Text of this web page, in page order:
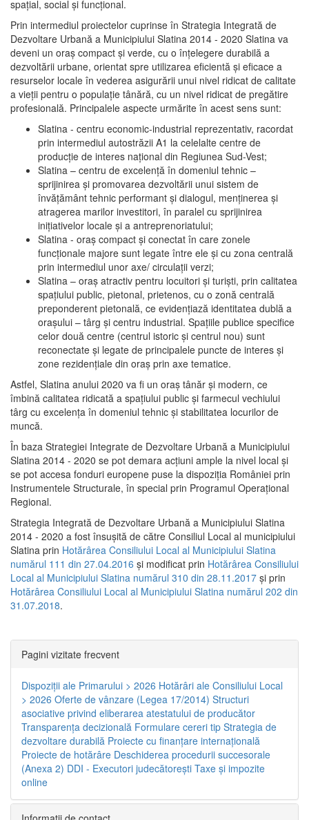
spaţial, social şi funcţional.
Prin intermediul proiectelor cuprinse în Strategia Integrată de
Dezvoltare Urbană a Municipiului Slatina 2014 - 2020 Slatina va
deveni un oraş compact şi verde, cu o înţelegere durabilă a
dezvoltării urbane, orientat spre utilizarea eficientă şi eficace a
resurselor locale în vederea asigurării unui nivel ridicat de calitate
a vieţii pentru o populaţie tânără, cu un nivel ridicat de pregătire
profesională. Principalele aspecte urmărite în acest sens sunt:
Slatina - centru economic-industrial reprezentativ, racordat
prin intermediul autostrăzii A1 la celelalte centre de
producţie de interes naţional din Regiunea Sud-Vest;
Slatina – centru de excelenţă în domeniul tehnic –
sprijinirea şi promovarea dezvoltării unui sistem de
învăţământ tehnic performant şi dialogul, menţinerea şi
atragerea marilor investitori, în paralel cu sprijinirea
iniţiativelor locale şi a antreprenoriatului;
Slatina - oraş compact şi conectat în care zonele
funcţionale majore sunt legate între ele şi cu zona centrală
prin intermediul unor axe/ circulații verzi;
Slatina – oraş atractiv pentru locuitori şi turişti, prin calitatea
spaţiului public, pietonal, prietenos, cu o zonă centrală
preponderent pietonală, ce evidenţiază identitatea dublă a
oraşului – târg şi centru industrial. Spaţiile publice specifice
celor două centre (centrul istoric şi centrul nou) sunt
reconectate şi legate de principalele puncte de interes şi
zone rezidenţiale din oraş prin axe tematice.
Astfel, Slatina anului 2020 va fi un oraş tânăr şi modern, ce
îmbină calitatea ridicată a spaţiului public şi farmecul vechiului
târg cu excelenţa în domeniul tehnic şi stabilitatea locurilor de
muncă.
În baza Strategiei Integrate de Dezvoltare Urbană a Municipiului
Slatina 2014 - 2020 se pot demara acţiuni ample la nivel local şi
se pot accesa fonduri europene puse la dispoziţia României prin
Instrumentele Structurale, în special prin Programul Operațional
Regional.
Strategia Integrată de Dezvoltare Urbană a Municipiului Slatina
2014 - 2020 a fost însuşită de către Consiliul Local al municipiului
Slatina prin Hotărârea Consiliului Local al Municipiului Slatina
numărul 111 din 27.04.2016 și modificat prin Hotărârea Consiliului
Local al Municipiului Slatina numărul 310 din 28.11.2017 și prin
Hotărârea Consiliului Local al Municipiului Slatina numărul 202 din
31.07.2018.
Pagini vizitate frecvent
Dispoziţii ale Primarului > 2026 Hotărâri ale Consiliului Local
> 2026 Oferte de vânzare (Legea 17/2014) Structuri
asociative privind eliberarea atestatului de producător
Transparenţa decizională Formulare cereri tip Strategia de
dezvoltare durabilă Proiecte cu finanţare internaţională
Proiecte de hotărâre Deschiderea procedurii succesorale
(Anexa 2) DDI - Executori judecătorești Taxe şi impozite
online